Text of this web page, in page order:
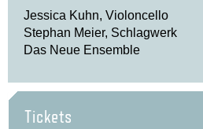
Jessica Kuhn, Violoncello
Stephan Meier, Schlagwerk
Das Neue Ensemble
Tickets